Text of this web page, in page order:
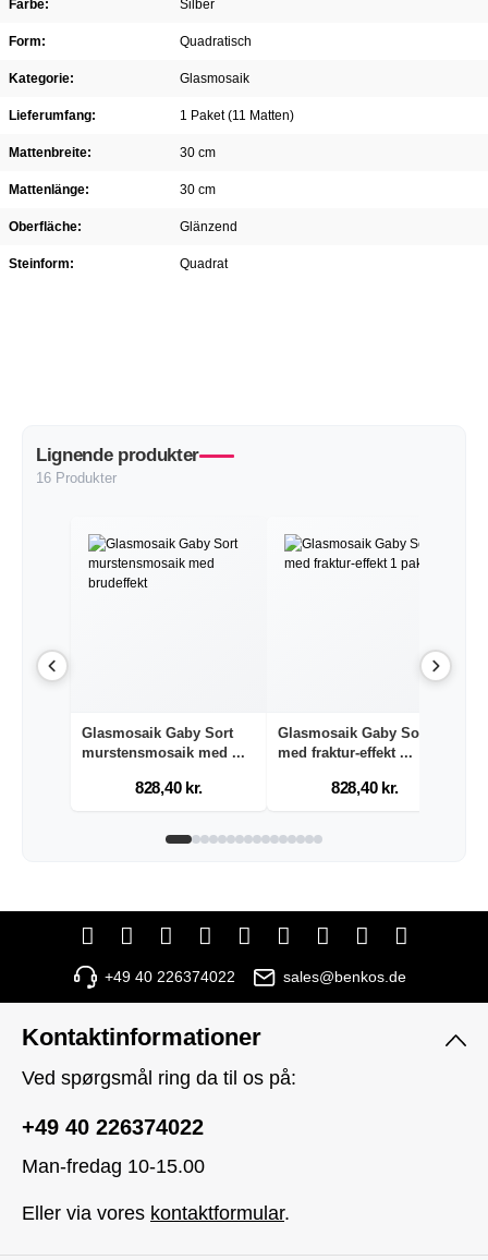
Farbe: Silber
Form: Quadratisch
Kategorie: Glasmosaik
Lieferumfang: 1 Paket (11 Matten)
Mattenbreite: 30 cm
Mattenlänge: 30 cm
Oberfläche: Glänzend
Steinform: Quadrat
Lignende produkter
16 Produkter
Glasmosaik Gaby Sort
murstensmosaik med ...
828,40 kr.
Glasmosaik Gaby Sort
med fraktur-effekt ...
828,40 kr.
+49 40 226374022 sales@benkos.de
Kontaktinformationer
Ved spørgsmål ring da til os på:
+49 40 226374022
Man-fredag 10-15.00
Eller via vores kontaktformular.